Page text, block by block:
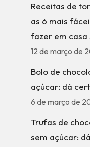
Receitas de
as 6 mais
fazer em casa
12 de março de
Bolo de
açúcar: dá
6 de março de
Trufas de
sem açúcar: